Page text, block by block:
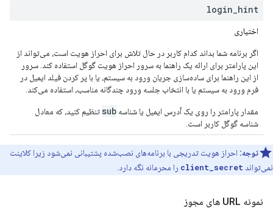
login hint
اختیاری
اگر برنامه شما بداند کدام کاربر در حال تلاش برای احراز هویت است، می‌تواند از
این پارامتر برای ارائه یک راهنما به سرور احراز هویت گوگل استفاده کند. سرور
از این راهنما برای ساده‌سازی جریان ورود به سیستم، یا با پر کردن فیلد ایمیل در
فرم ورود به سیستم یا با انتخاب جلسه ورود چندگانه مناسب، استفاده می‌کند.
مقدار پارامتر را روی یک آدرس ایمیل یا شناسه sub تنظیم کنید، که معادل
شناسه گوگل کاربر است.
توجه: احراز هویت تدریجی با برنامه‌های نصب‌شده پشتیبانی نمی‌شود زیرا کلاینت
نمی‌تواند client_secret را محرمانه نگه دارد.
نمونه URL های مجوز